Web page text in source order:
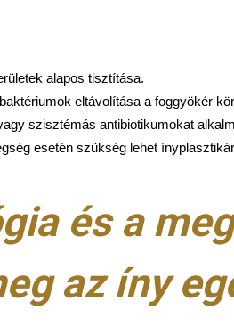
alapos tisztítása.
eltávolítása a foggyökér
szisztémás antibiotikumokat
esetén szükség lehet
és a
az íny